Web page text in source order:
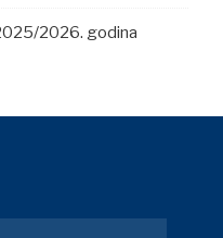
2026. godina